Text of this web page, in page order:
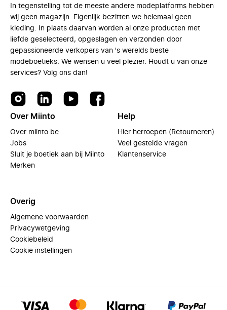
In tegenstelling tot de meeste andere modeplatforms hebben
wij geen magazijn. Eigenlijk bezitten we helemaal geen
kleding. In plaats daarvan worden al onze producten met
liefde geselecteerd, opgeslagen en verzonden door
gepassioneerde verkopers van 's werelds beste
modeboetieks. We wensen u veel plezier. Houdt u van onze
services? Volg ons dan!
Over Miinto
Over miinto.be
Jobs
Sluit je boetiek aan bij Miinto
Merken
Help
Hier herroepen (Retourneren)
Veel gestelde vragen
Klantenservice
Overig
Algemene voorwaarden
Privacywetgeving
Cookiebeleid
Cookie instellingen